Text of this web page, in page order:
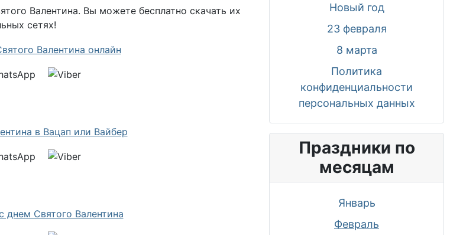
Валентина. Вы можете бесплатно скачать их
сетях!
Новый год
23 февраля
8 марта
Политика
конфиденциальности
персональных данных
Праздники по
месяцам
Январь
Февраль